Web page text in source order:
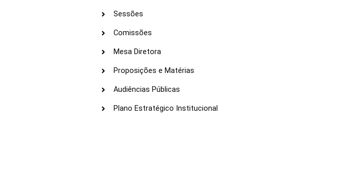
Sessões
Comissões
Mesa Diretora
Proposições e Matérias
Audiências Públicas
Plano Estratégico Institucional